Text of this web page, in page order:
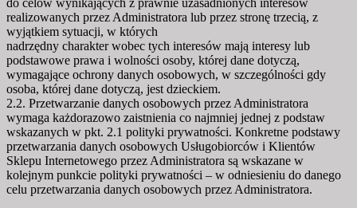
realizowanych przez Administratora lub przez stronę trzecią, z
wyjątkiem sytuacji, w których
nadrzędny charakter wobec tych interesów mają interesy lub
podstawowe prawa i wolności osoby, której dane dotyczą,
wymagające ochrony danych osobowych, w szczególności gdy
osoba, której dane dotyczą, jest dzieckiem.
2.2. Przetwarzanie danych osobowych przez Administratora
wymaga każdorazowo zaistnienia co najmniej jednej z podstaw
wskazanych w pkt. 2.1 polityki prywatności. Konkretne podstawy
przetwarzania danych osobowych Usługobiorców i Klientów
Sklepu Internetowego przez Administratora są wskazane w
kolejnym punkcie polityki prywatności – w odniesieniu do danego
celu przetwarzania danych osobowych przez Administratora.